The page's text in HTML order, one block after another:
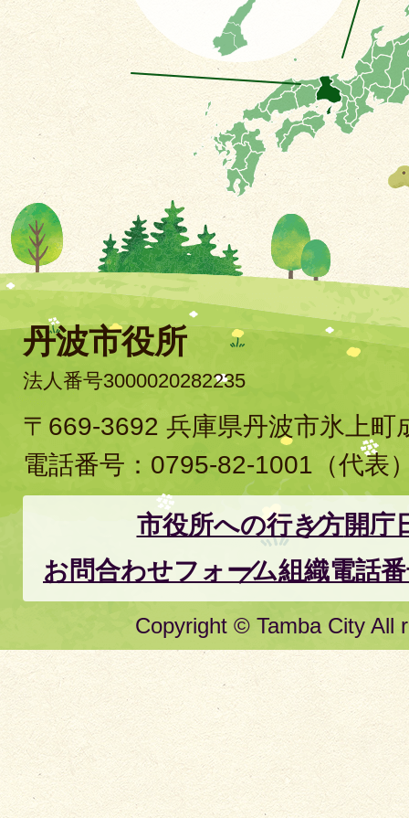
丹波市役所
法人番号3000020282235
〒669-3692 兵庫県丹波市氷上町
電話番号： 0795-82-1001 （代表
市役所への行き方開庁
お問合わせフォーム組織電話
Copyright © Tamba City All